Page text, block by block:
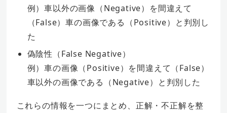
例）車以外の画像（Negative）を間違えて
（False）車の画像である（Positive）と判別し
た
偽陰性（False Negative）
例）車の画像（Positive）を間違えて（False）
車以外の画像である（Negative）と判別した
これらの情報を一つにまとめ、正解・不正解を整